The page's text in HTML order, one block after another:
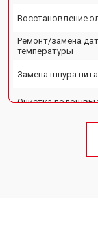
Восстановление
Ремонт/замена
температуры
Замена шнура
Очистка подошвы
Корпусный